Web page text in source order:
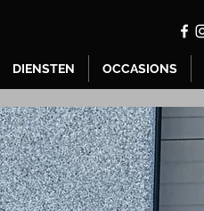
DIENSTEN OCCASIONS